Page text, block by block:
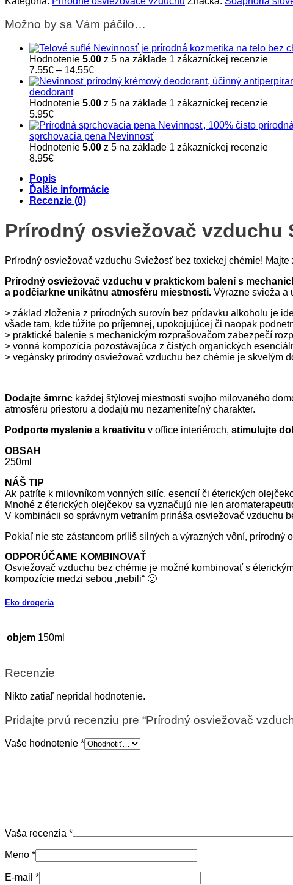
vzduchu
Sviežosť
Možno by sa Vám páčilo…
Hodnotenie 5.00 z 5 na základe 1 zákazníckej recenzie
7.55€ – 14.55€Price
range:
through
deodorant
Hodnotenie 5.00 z 5 na základe 1 zákazníckej recenzie
5.95€
sprchovacia pena Nevinnosť
Hodnotenie 5.00 z 5 na základe 1 zákazníckej recenzie
8.95€
Popis
Ďalšie informácie
Recenzie (0)
Prírodný osviežovač vzduchu
Prírodný osviežovač vzduchu Sviežosť bez toxickej chémie!
Prírodný osviežovač vzduchu v praktickom balení s
a podčiarkne unikátnu atmosféru miestnosti. Výrazne svieža a
> základ zloženia z prírodných surovín bez prídavku alkoholu je
všade tam, kde túžite po príjemnej, upokojujúcej či naopak
> praktické balenie s mechanickým rozprašovačom zabezpečí
> vonná kompozícia pozostávajúca z čistých organických
> vegánsky prírodný osviežovač vzduchu bez chémie je skvelým
Dodajte šmrnc každej štýlovej miestnosti svojho milovaného
atmosféru priestoru a dodajú mu nezameniteľný charakter.
Podporte myslenie a kreativitu v office interiéroch, stimulujte
OBSAH
250ml
NÁŠ TIP
Ak patríte k milovníkom vonných silíc, esencií či éterických
Mnohé z éterických olejčekov sa vyznačujú nie len
V kombinácii so správnym vetraním prináša osviežovač vzduchu
Pokiaľ nie ste zástancom príliš silných a výrazných vôní,
ODPORÚČAME KOMBINOVAŤ
Osviežovač vzduchu bez chémie je možné kombinovať s
kompozície medzi sebou „nebili“ 🙂
Eko drogeria
objem 150ml
Recenzie
Nikto zatiaľ nepridal hodnotenie.
Pridajte prvú recenziu pre “Prírodný osviežovač
Vaše hodnotenie *
Vaša recenzia *
Meno *
E-mail *